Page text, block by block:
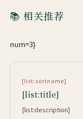
📚 相关推荐
num=3}
[list:sortname]
[list:title]
[list:description]